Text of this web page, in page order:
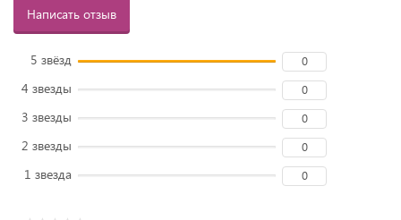
Написать отзыв
5 звёзд 0
4 звезды 0
3 звезды 0
2 звезды 0
1 звезда 0